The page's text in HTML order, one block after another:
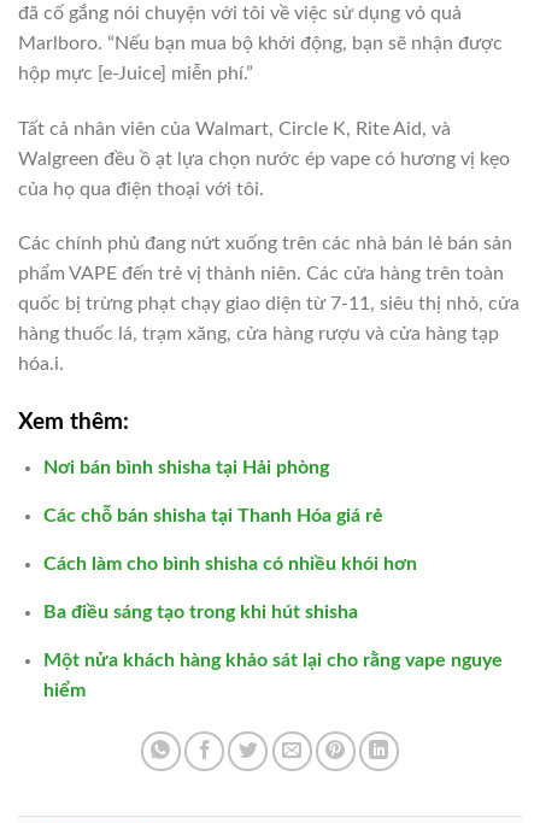
đã cố gắng nói chuyện với tôi về việc sử dụng vỏ quả
Marlboro. “Nếu bạn mua bộ khởi động, bạn sẽ nhận được
hộp mực [e-Juice] miễn phí.”
Tất cả nhân viên của Walmart, Circle K, Rite Aid, và
Walgreen đều ồ ạt lựa chọn nước ép vape có hương vị kẹo
của họ qua điện thoại với tôi.
Các chính phủ đang nứt xuống trên các nhà bán lẻ bán sản
phẩm VAPE đến trẻ vị thành niên. Các cửa hàng trên toàn
quốc bị trừng phạt chạy giao diện từ 7-11, siêu thị nhỏ, cửa
hàng thuốc lá, trạm xăng, cửa hàng rượu và cửa hàng tạp
hóa.i.
Xem thêm:
Nơi bán bình shisha tại Hải phòng
Các chỗ bán shisha tại Thanh Hóa giá rẻ
Cách làm cho bình shisha có nhiều khói hơn
Ba điều sáng tạo trong khi hút shisha
Một nửa khách hàng khảo sát lại cho rằng vape nguye
hiểm